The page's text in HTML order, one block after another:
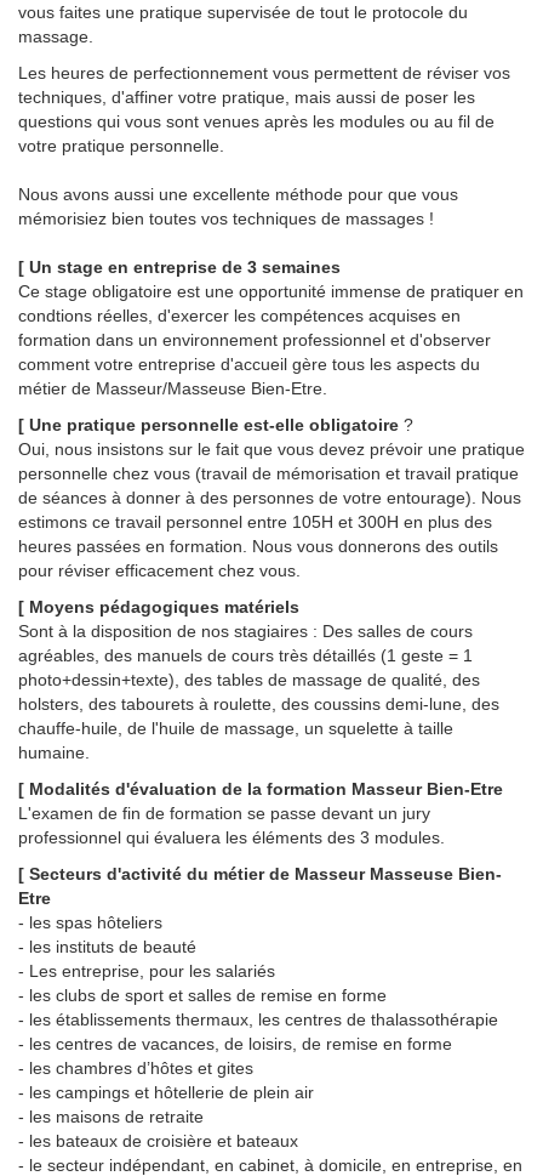
vous faites une pratique supervisée de tout le protocole du
massage.
Les heures de perfectionnement vous permettent de réviser vos
techniques, d'affiner votre pratique, mais aussi de poser les
questions qui vous sont venues après les modules ou au fil de
votre pratique personnelle.
Nous avons aussi une excellente méthode pour que vous
mémorisiez bien toutes vos techniques de massages !
[ Un stage en entreprise de 3 semaines
Ce stage obligatoire est une opportunité immense de pratiquer en
condtions réelles, d'exercer les compétences acquises en
formation dans un environnement professionnel et d'observer
comment votre entreprise d'accueil gère tous les aspects du
métier de Masseur/Masseuse Bien-Etre.
[ Une pratique personnelle est-elle obligatoire ?
Oui, nous insistons sur le fait que vous devez prévoir une pratique
personnelle chez vous (travail de mémorisation et travail pratique
de séances à donner à des personnes de votre entourage). Nous
estimons ce travail personnel entre 105H et 300H en plus des
heures passées en formation. Nous vous donnerons des outils
pour réviser efficacement chez vous.
[ Moyens pédagogiques matériels
Sont à la disposition de nos stagiaires : Des salles de cours
agréables, des manuels de cours très détaillés (1 geste = 1
photo+dessin+texte), des tables de massage de qualité, des
holsters, des tabourets à roulette, des coussins demi-lune, des
chauffe-huile, de l'huile de massage, un squelette à taille
humaine.
[ Modalités d'évaluation de la formation Masseur Bien-Etre
L'examen de fin de formation se passe devant un jury
professionnel qui évaluera les éléments des 3 modules.
[ Secteurs d'activité du métier de Masseur Masseuse Bien-
Etre
- les spas hôteliers
- les instituts de beauté
- Les entreprise, pour les salariés
- les clubs de sport et salles de remise en forme
- les établissements thermaux, les centres de thalassothérapie
- les centres de vacances, de loisirs, de remise en forme
- les chambres d’hôtes et gites
- les campings et hôtellerie de plein air
- les maisons de retraite
- les bateaux de croisière et bateaux
- le secteur indépendant, en cabinet, à domicile, en entreprise, en